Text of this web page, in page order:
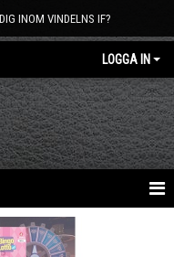
INOM VINDELNS IF?
LOGGA IN